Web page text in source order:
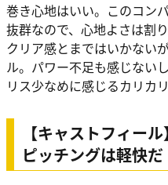
巻き心地はいい。このコン
抜群なので、心地よさは割
クリア感とまではいかない
ル。パワー不足も感じない
リス少なめに感じるカリカ
【キャストフィー
ピッチングは軽快だ